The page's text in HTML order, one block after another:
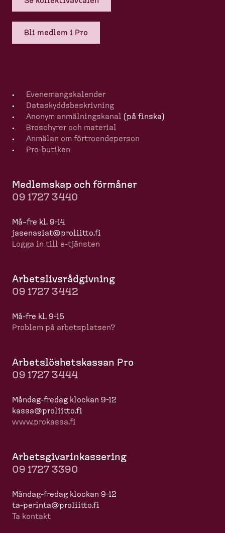
Bli medlem i Pro
Evenemangska­lender
Dataskydds­be­skrivning
Anonym anmälningskanal
(på finska)
Broschyrer och material
Anmälan om förtro­en­de­person
Pro-​butiken
Medlemskap och förmåner
09 1727 3440
Må–fre kl. 9-14
jasenasiat@proliitto.fi
Logga in till e-​tjänsten
Arbets­livs­råd­givning
09 1727 3442
Må-​fre kl. 9-15
Problem på arbets­platsen?
Arbets­lös­hets­kassan Pro
09 1727 3444
Måndag-​fredag klockan 9-12
kassa@proliitto.fi
www.prokassa.fi
Arbets­gi­va­rin­kas­sering
09 1727 3390
Måndag-​fredag klockan 9-12
ta-​perinta@proliitto.fi
Ta kontakt